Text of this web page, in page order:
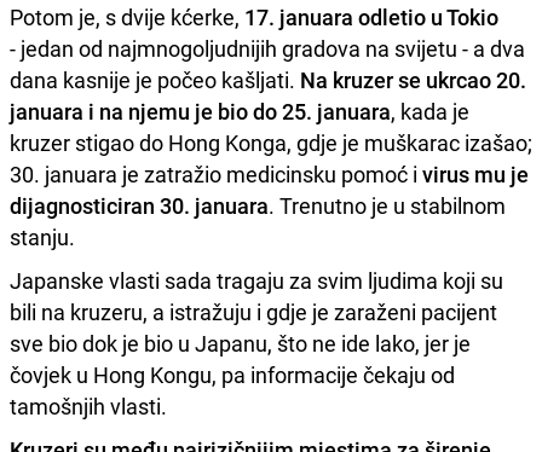
Potom je, s dvije kćerke, 17. januara odletio u Tokio
- jedan od najmnogoljudnijih gradova na svijetu - a dva
dana kasnije je počeo kašljati. Na kruzer se ukrcao 20.
januara i na njemu je bio do 25. januara, kada je
kruzer stigao do Hong Konga, gdje je muškarac izašao;
30. januara je zatražio medicinsku pomoć i virus mu je
dijagnosticiran 30. januara. Trenutno je u stabilnom
stanju.
Japanske vlasti sada tragaju za svim ljudima koji su
bili na kruzeru, a istražuju i gdje je zaraženi pacijent
sve bio dok je bio u Japanu, što ne ide lako, jer je
čovjek u Hong Kongu, pa informacije čekaju od
tamošnjih vlasti.